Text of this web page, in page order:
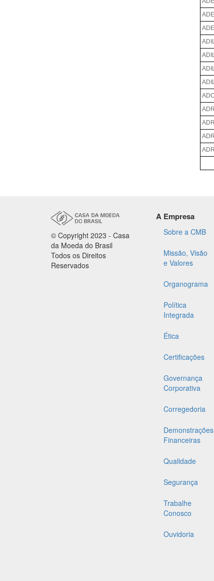
© Copyright 2023 - Casa
da Moeda do Brasil
Todos os Direitos
Reservados
A Empresa
Sobre a CMB
Missão, Visão
e Valores
Organograma
Política
Integrada
Ética
Certificações
Governança
Corporativa
Corregedoria
Demonstrações
Financeiras
Qualidade
Segurança
Trabalhe
Conosco
Ouvidoria